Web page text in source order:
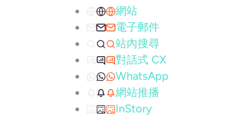
網站
電子郵件
站內搜尋
對話式 CX
WhatsApp
網站推播
InStory